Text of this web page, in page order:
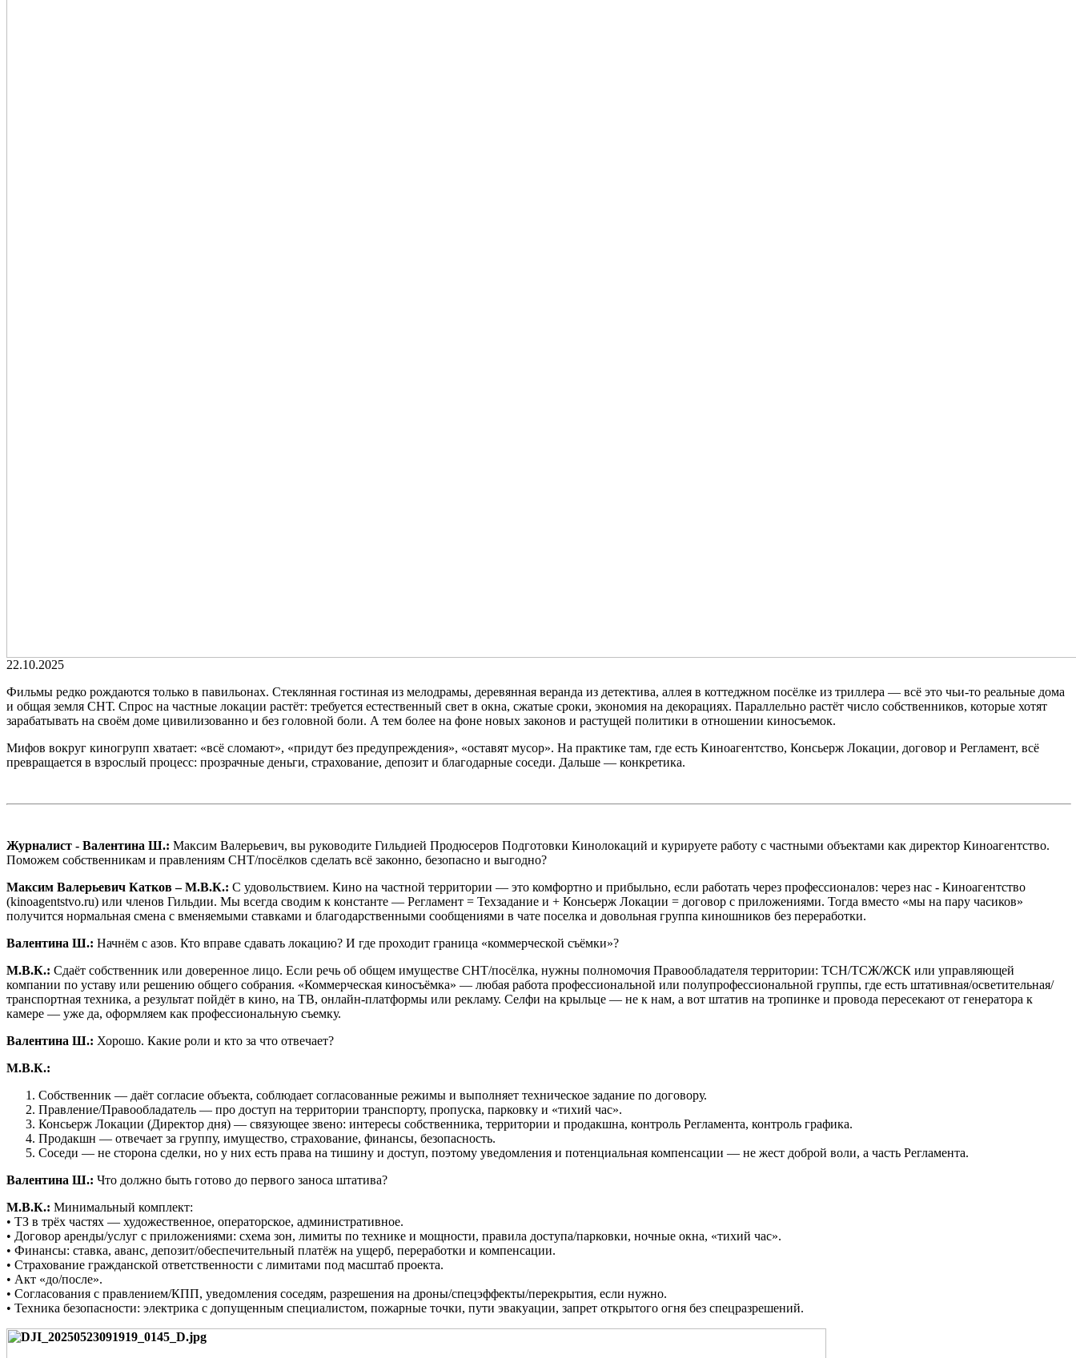
22.10.2025
Фильмы редко рождаются только в павильонах. Стеклянная гостиная из мелодрамы, деревянная веранда из детектива, аллея в коттеджном посёлке из триллера — всё это чьи-то реальные дома
и общая земля СНТ. Спрос на частные локации растёт: требуется естественный свет в окна, сжатые сроки, экономия на декорациях. Параллельно растёт число собственников, которые хотят
зарабатывать на своём доме цивилизованно и без головной боли. А тем более на фоне новых законов и растущей политики в отношении киносъемок.
Мифов вокруг киногрупп хватает: «всё сломают», «придут без предупреждения», «оставят мусор». На практике там, где есть Киноагентство, Консьерж Локации, договор и Регламент, всё
превращается в взрослый процесс: прозрачные деньги, страхование, депозит и благодарные соседи. Дальше — конкретика.
Журналист - Валентина Ш.: Максим Валерьевич, вы руководите Гильдией Продюсеров Подготовки Кинолокаций и курируете работу с частными объектами как директор Киноагентство.
Поможем собственникам и правлениям СНТ/посёлков сделать всё законно, безопасно и выгодно?
Максим Валерьевич Катков – М.В.К.: С удовольствием. Кино на частной территории — это комфортно и прибыльно, если работать через профессионалов: через нас - Киноагентство
(kinoagentstvo.ru) или членов Гильдии. Мы всегда сводим к константе — Регламент = Техзадание и + Консьерж Локации = договор с приложениями. Тогда вместо «мы на пару часиков»
получится нормальная смена с вменяемыми ставками и благодарственными сообщениями в чате поселка и довольная группа киношников без переработки.
Валентина Ш.: Начнём с азов. Кто вправе сдавать локацию? И где проходит граница «коммерческой съёмки»?
М.В.К.: Сдаёт собственник или доверенное лицо. Если речь об общем имуществе СНТ/посёлка, нужны полномочия Правообладателя территории: ТСН/ТСЖ/ЖСК или управляющей
компании по уставу или решению общего собрания. «Коммерческая киносъёмка» — любая работа профессиональной или полупрофессиональной группы, где есть штативная/осветительная/
транспортная техника, а результат пойдёт в кино, на ТВ, онлайн-платформы или рекламу. Селфи на крыльце — не к нам, а вот штатив на тропинке и провода пересекают от генератора к
камере — уже да, оформляем как профессиональную съемку.
Валентина Ш.: Хорошо. Какие роли и кто за что отвечает?
М.В.К.:
Собственник — даёт согласие объекта, соблюдает согласованные режимы и выполняет техническое задание по договору.
Правление/Правообладатель — про доступ на территории транспорту, пропуска, парковку и «тихий час».
Консьерж Локации (Директор дня) — связующее звено: интересы собственника, территории и продакшна, контроль Регламента, контроль графика.
Продакшн — отвечает за группу, имущество, страхование, финансы, безопасность.
Соседи — не сторона сделки, но у них есть права на тишину и доступ, поэтому уведомления и потенциальная компенсации — не жест доброй воли, а часть Регламента.
Валентина Ш.: Что должно быть готово до первого заноса штатива?
М.В.К.: Минимальный комплект:
• ТЗ в трёх частях — художественное, операторское, административное.
• Договор аренды/услуг с приложениями: схема зон, лимиты по технике и мощности, правила доступа/парковки, ночные окна, «тихий час».
• Финансы: ставка, аванс, депозит/обеспечительный платёж на ущерб, переработки и компенсации.
• Страхование гражданской ответственности с лимитами под масштаб проекта.
• Акт «до/после».
• Согласования с правлением/КПП, уведомления соседям, разрешения на дроны/спецэффекты/перекрытия, если нужно.
• Техника безопасности: электрика с допущенным специалистом, пожарные точки, пути эвакуации, запрет открытого огня без спецразрешений.